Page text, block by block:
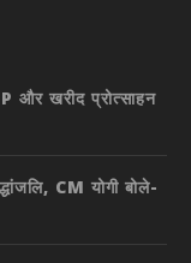
और खरीद प्रोत्साहन
CM योगी बोले-